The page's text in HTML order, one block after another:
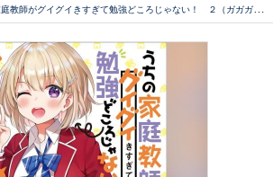
教師がグイグイきすぎて勉強どころじゃない！ ２（ガガガ文庫）